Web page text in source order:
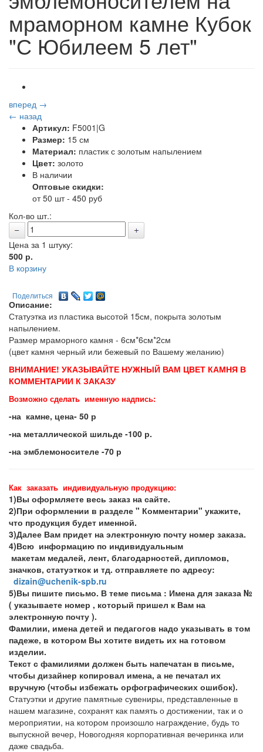
мраморном камне Кубок
"С Юбилеем 5 лет"
вперед →
← назад
Артикул: F5001|G
Размер: 15 см
Материал: пластик с золотым напылением
Цвет: золото
В наличии
Оптовые скидки:
от 50 шт - 450 руб
Кол-во шт.:
Цена за 1 штуку:
500 р.
В корзину
Поделиться
Описание:
Статуэтка из пластика высотой 15см, покрыта золотым
напылением.
Размер мраморного камня - 6см*6см*2см
(цвет камня черный или бежевый по Вашему желанию)
ВНИМАНИЕ! УКАЗЫВАЙТЕ НУЖНЫЙ ВАМ ЦВЕТ КАМНЯ В
КОММЕНТАРИИ К ЗАКАЗУ
Возможно сделать именную надпись:
-на камне, цена- 50 р
-на металлической шильде -100 р.
-на эмблемоносителе -70 р
Как заказать индивидуальную продукцию:
1)Вы оформляете весь заказ на сайте.
2)При оформлении в разделе " Комментарии" укажите,
что продукция будет именной.
3)Далее Вам придет на электронную почту номер заказа.
4)Всю информацию по индивидуальным
макетам медалей, лент, благодарностей, дипломов,
значков, статуэткок и тд. отправляете по адресу:
dizain@uchenik-spb.ru
5)Вы пишите письмо. В теме письма : Имена для заказа №
( указываете номер , который пришел к Вам на
электронную почту ).
Фамилии, имена детей и педагогов надо указывать в том
падеже, в котором Вы хотите видеть их на готовом
изделии.
Текст с фамилиями должен быть напечатан в письме,
чтобы дизайнер копировал имена, а не печатал их
вручную (чтобы избежать орфографических ошибок).
Статуэтки и другие памятные сувениры, представленные в
нашем магазине, сохранят как память о достижении, так и о
мероприятии, на котором произошло награждение, будь то
выпускной вечер, Новогодняя корпоративная вечеринка или
даже свадьба.